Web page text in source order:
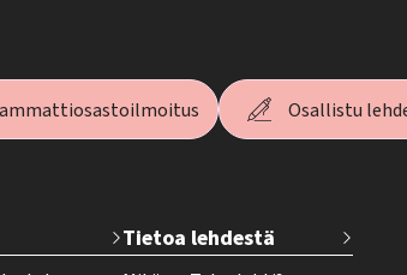
Osallistu
Tietoa lehdestä